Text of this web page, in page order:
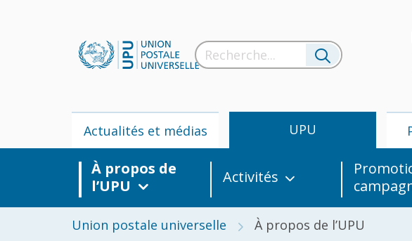
Actualités et médias UPU
À propos de
l’UPU
Activités
Union postale universelle À propos de l’UPU